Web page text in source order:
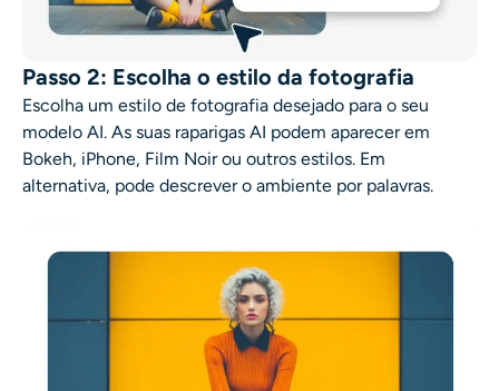
Passo 2: Escolha o estilo da fotografia
Escolha um estilo de fotografia desejado para o seu
modelo AI. As suas raparigas AI podem aparecer em
Bokeh, iPhone, Film Noir ou outros estilos. Em
alternativa, pode descrever o ambiente por palavras.